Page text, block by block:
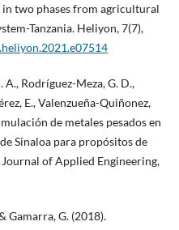
two phases from agricultural
Tanzania. Heliyon, 7(7),
A., Rodríguez-Meza, G. D.,
E., Valenzueña-Quiñonez,
de metales pesados en
Sinaloa para propósitos de
of Applied Engineering,
Gamarra, G. (2018).